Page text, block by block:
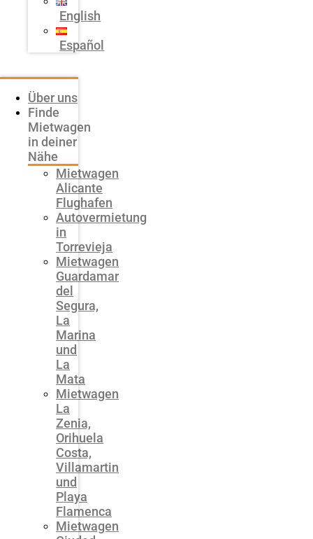
English
Español
Über uns
Finde
Mietwagen
in deiner
Nähe
Mietwagen
Alicante
Flughafen
Autovermietung
in
Torrevieja
Mietwagen
Guardamar
del
Segura,
La
Marina
und
La
Mata
Mietwagen
La
Zenia,
Orihuela
Costa,
Villamartin
und
Playa
Flamenca
Mietwagen